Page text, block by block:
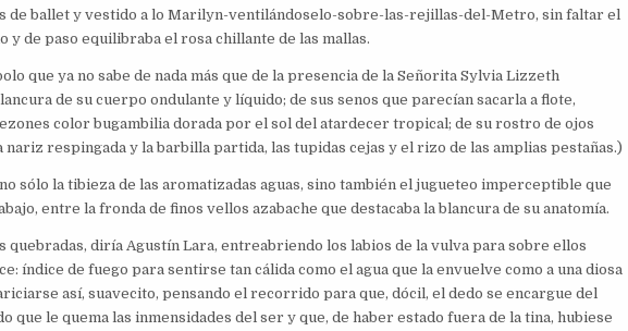
de ballet y vestido a lo Marilyn-ventilándoselo-sobre-las-rejillas-del-Metro, sin faltar el
y de paso equilibraba el rosa chillante de las mallas.
que ya no sabe de nada más que de la presencia de la Señorita Sylvia Lizzeth
de su cuerpo ondulante y líquido; de sus senos que parecían sacarla a flote,
color bugambilia dorada por el sol del atardecer tropical; de su rostro de ojos
respingada y la barbilla partida, las tupidas cejas y el rizo de las amplias pestañas.)
sólo la tibieza de las aromatizadas aguas, sino también el jugueteo imperceptible que
entre la fronda de finos vellos azabache que destacaba la blancura de su anatomía.
quebradas, diría Agustín Lara, entreabriendo los labios de la vulva para sobre ellos
índice de fuego para sentirse tan cálida como el agua que la envuelve como a una diosa
así, suavecito, pensando el recorrido para que, dócil, el dedo se encargue del
que le quema las inmensidades del ser y que, de haber estado fuera de la tina, hubiese